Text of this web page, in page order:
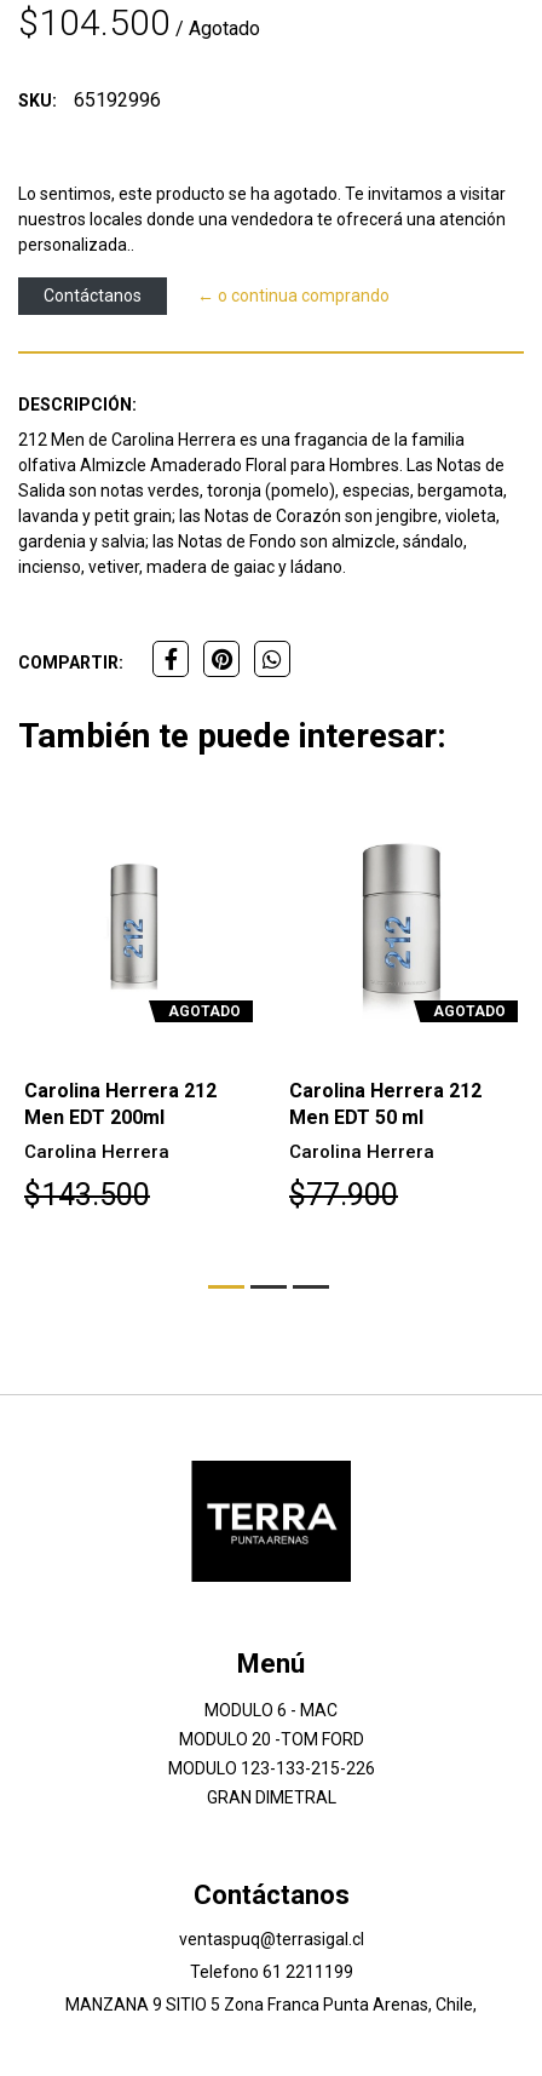
$104.500 / Agotado
SKU: 65192996
Lo sentimos, este producto se ha agotado. Te invitamos a visitar
nuestros locales donde una vendedora te ofrecerá una atención
personalizada..
Contáctanos ← o continua comprando
DESCRIPCIÓN:
212 Men de Carolina Herrera es una fragancia de la familia
olfativa Almizcle Amaderado Floral para Hombres. Las Notas de
Salida son notas verdes, toronja (pomelo), especias, bergamota,
lavanda y petit grain; las Notas de Corazón son jengibre, violeta,
gardenia y salvia; las Notas de Fondo son almizcle, sándalo,
incienso, vetiver, madera de gaiac y ládano.
COMPARTIR:
También te puede interesar:
AGOTADO
Carolina Herrera 212
Men EDT 200ml
Carolina Herrera
$143.500
AGOTADO
Carolina Herrera 212
Men EDT 50 ml
Carolina Herrera
$77.900
Menú
MODULO 6 - MAC
MODULO 20 -TOM FORD
MODULO 123-133-215-226
GRAN DIMETRAL
Contáctanos
ventaspuq@terrasigal.cl
Telefono 61 2211199
MANZANA 9 SITIO 5 Zona Franca Punta Arenas, Chile,